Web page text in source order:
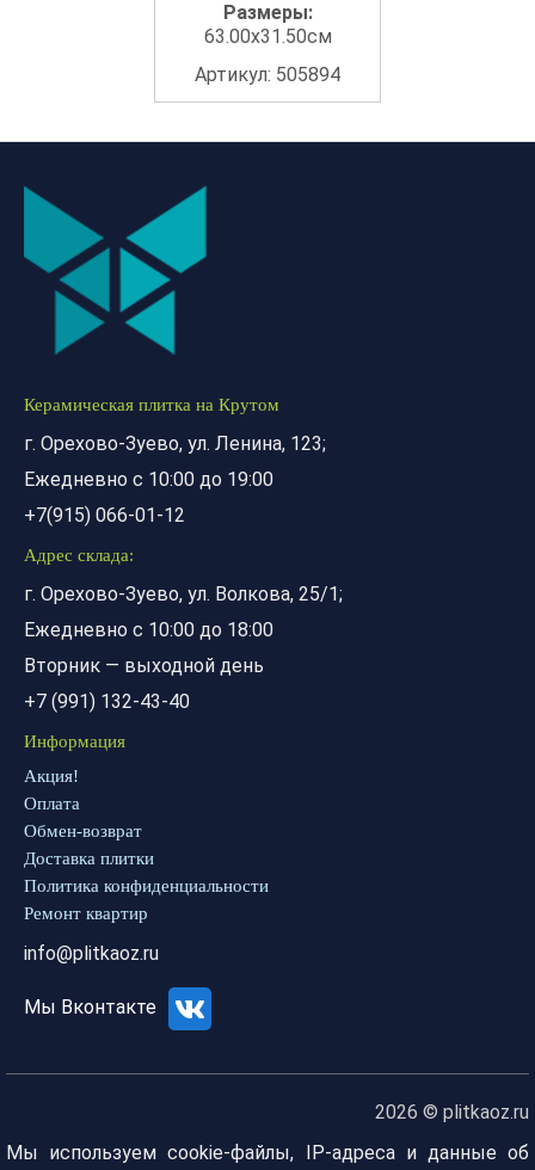
Размеры:
63.00x31.50см
Артикул: 505894
Керамическая плитка на Крутом
г. Орехово-Зуево, ул. Ленина, 123;
Ежедневно с 10:00 до 19:00
+7(915) 066-01-12
Адрес склада:
г. Орехово-Зуево, ул. Волкова, 25/1;
Ежедневно с 10:00 до 18:00
Вторник — выходной день
+7 (991) 132-43-40
Информация
Акция!
Оплата
Обмен-возврат
Доставка плитки
Политика конфиденциальности
Ремонт квартир
info@plitkaoz.ru
Мы Вконтакте
2026 © plitkaoz.ru
Мы используем cookie-файлы, IP-адреса и данные об